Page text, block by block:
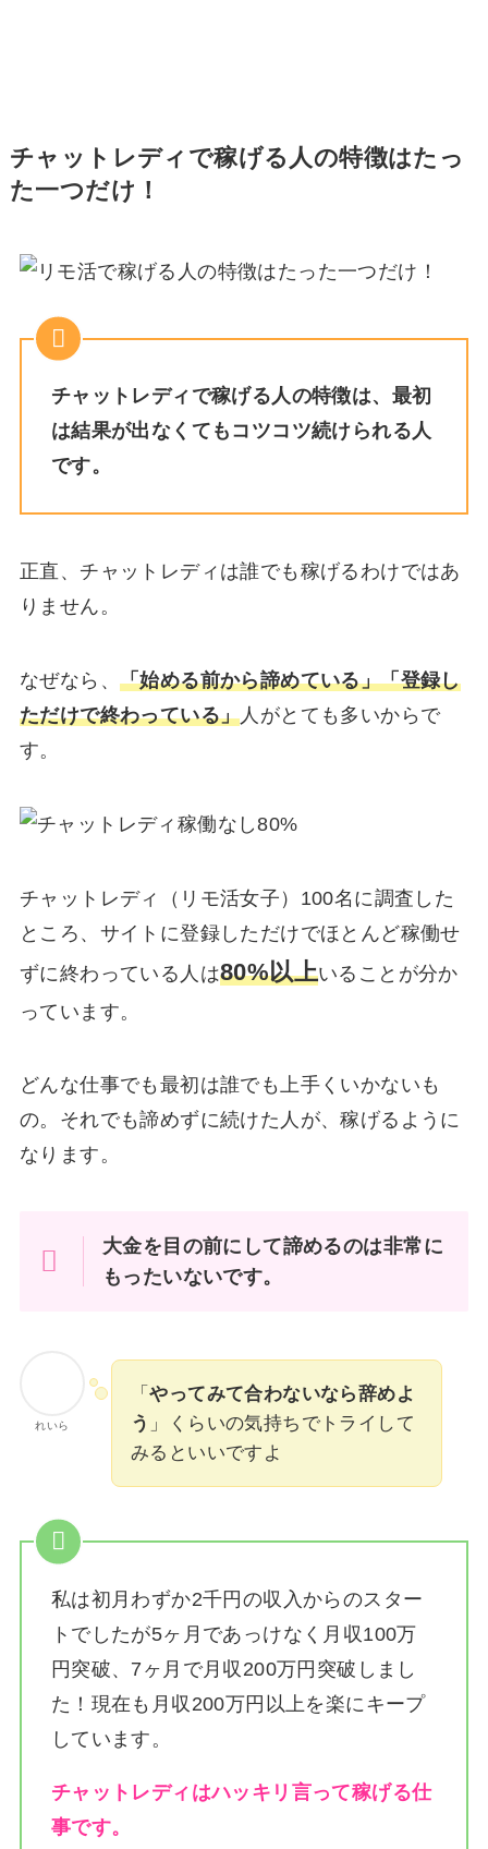
チャットレディで稼げる人の特徴はたっ
た一つだけ！
チャットレディで稼げる人の特徴は、最初
は結果が出なくてもコツコツ続けられる人
です。
正直、チャットレディは誰でも稼げるわけではあ
りません。
なぜなら、 「始める前から諦めている」「登録し
ただけで終わっている」 人がとても多いからで
す。
チャットレディ（リモ活女子）100名に調査した
ところ、サイトに登録しただけでほとんど稼働せ
ずに終わっている人は80%以上いることが分か
っています。
どんな仕事でも最初は誰でも上手くいかないも
の。それでも諦めずに続けた人が、稼げるように
なります。
大金を目の前にして諦めるのは非常に
もったいないです。
れいら
「やってみて合わないなら辞めよ
う 」くらいの気持ちでトライして
みるといいですよ
私は初月わずか2千円の収入からのスター
トでしたが5ヶ月であっけなく月収100万
円突破、7ヶ月で月収200万円突破しまし
た！ 現在も月収200万円以上を楽にキープ
しています。
チャットレディはハッキリ言って稼げる仕
事です。